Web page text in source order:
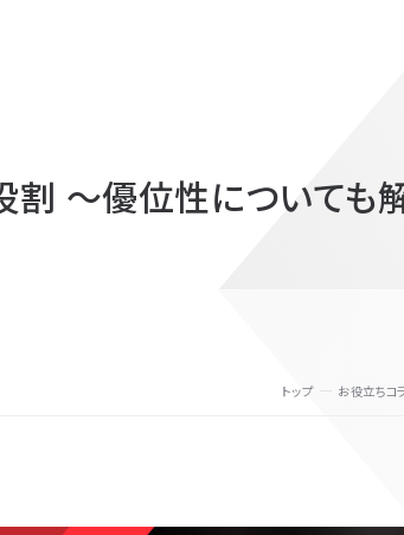
割 ～優位性についても
トップ お役立ちコ